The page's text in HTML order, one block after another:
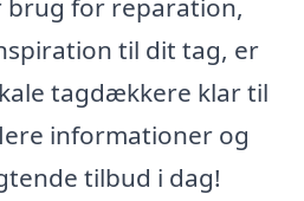
brug for reparation,
til dit tag, er
tagdækkere klar til
informationer og
tilbud i dag!